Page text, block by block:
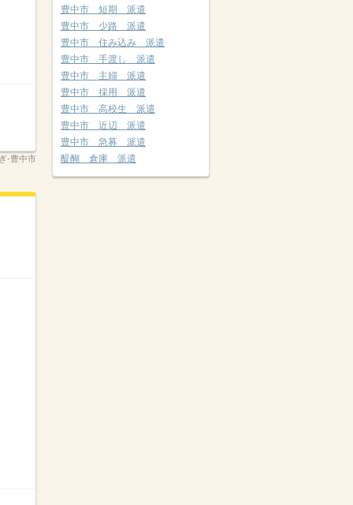
-豊中市
豊中市 短期 派遣
豊中市 少路 派遣
豊中市 住み込み 派遣
豊中市 手渡し 派遣
豊中市 主婦 派遣
豊中市 採用 派遣
豊中市 高校生 派遣
豊中市 近辺 派遣
豊中市 急募 派遣
醍醐 倉庫 派遣